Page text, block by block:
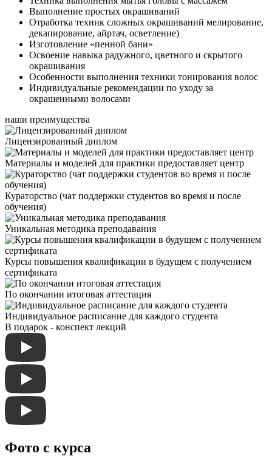
Выполнение простых окрашиваний
Отработка техник сложных окрашиваний мелирование,
декапирование, айртач, осветление)
Изготовление «пенной бани»
Освоение навыка радужного, цветного и скрытого
окрашивания
Особенности выполнения техники тонирования волос
Индивидуальные рекомендации по уходу за
окрашенными волосами
наши преимущества
Лицензированный диплом
Материалы и моделей для практики предоставляет центр
Кураторство (чат поддержки студентов во время и после
обучения)
Уникальная методика преподавания
Курсы повышения квалификации в будущем с получением
сертификата
По окончании итоговая аттестация
Индивидуальное расписание для каждого студента
В подарок - конспект лекций
Фото с курса